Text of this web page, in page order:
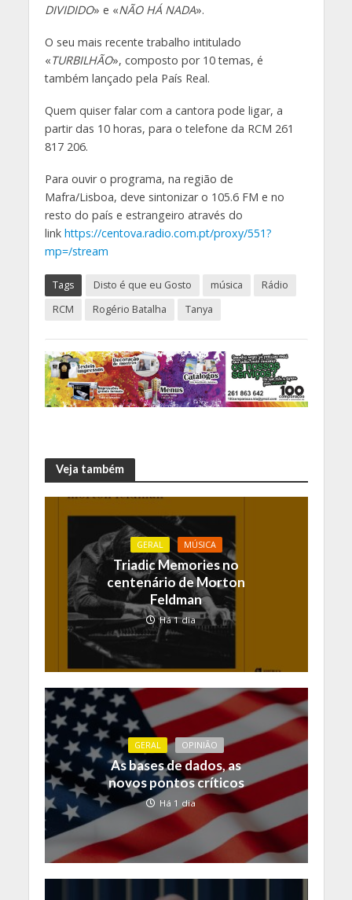
DIVIDIDO» e «NÃO HÁ NADA».
O seu mais recente trabalho intitulado
«TURBILHÃO», composto por 10 temas, é
também lançado pela País Real.
Quem quiser falar com a cantora pode ligar, a
partir das 10 horas, para o telefone da RCM 261
817 206.
Para ouvir o programa, na região de
Mafra/Lisboa, deve sintonizar o 105.6 FM e no
resto do país e estrangeiro através do
link https://centova.radio.com.pt/proxy/551?
mp=/stream
Tags Disto é que eu Gosto música
Rádio
RCM
Rogério Batalha Tanya
Veja também
GERAL MÚSICA
Triadic Memories no
centenário de Morton
Feldman
Há 1 dia
GERAL OPINIÃO
As bases de dados, as
novos pontos críticos
Há 1 dia